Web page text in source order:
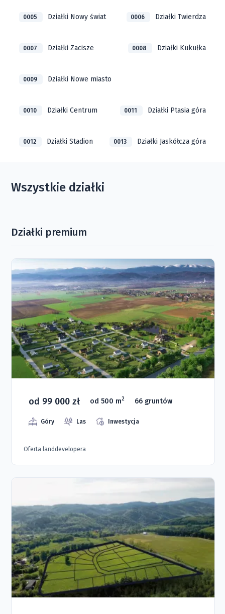
0005 Działki Nowy świat 0006 Działki Twierdza
0007 Działki Zacisze 0008 Działki Kukułka
0009 Działki Nowe miasto
0010 Działki Centrum 0011 Działki Ptasia góra
0012 Działki Stadion 0013 Działki Jaskółcza góra
Wszystkie działki
Działki premium
od 99 000 zł od 500 m2 66 gruntów
Góry Las Inwestycja
Oferta landdevelopera